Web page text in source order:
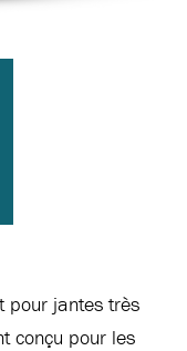
pour jantes très
conçu pour les